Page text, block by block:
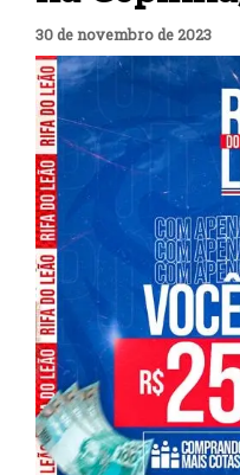
30 de novembro de 2023